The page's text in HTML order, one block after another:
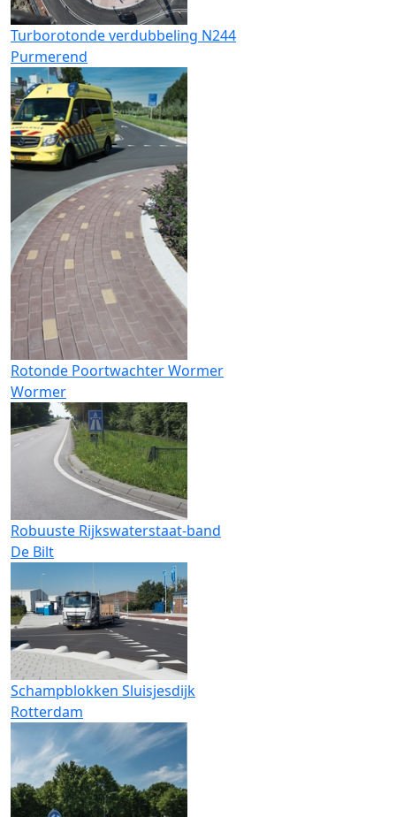
Turborotonde verdubbeling N244
Purmerend
Rotonde Poortwachter Wormer
Wormer
Robuuste Rijkswaterstaat-band
De Bilt
Schampblokken Sluisjesdijk
Rotterdam